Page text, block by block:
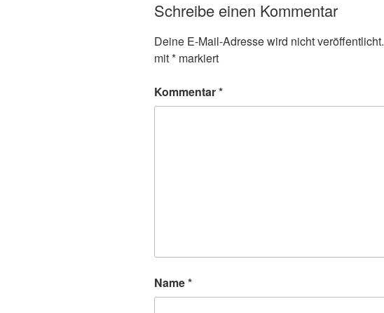
Schreibe einen Kommentar
Deine E-Mail-Adresse wird nicht veröffentlicht.
mit* markiert
Kommentar*
Name*